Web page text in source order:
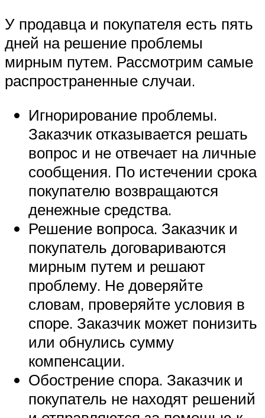
У продавца и покупателя есть пять
дней на решение проблемы
мирным путем. Рассмотрим самые
распространенные случаи.
Игнорирование проблемы.
Заказчик отказывается решать
вопрос и не отвечает на личные
сообщения. По истечении срока
покупателю возвращаются
денежные средства.
Решение вопроса. Заказчик и
покупатель договариваются
мирным путем и решают
проблему. Не доверяйте
словам, проверяйте условия в
споре. Заказчик может понизить
или обнулись сумму
компенсации.
Обострение спора. Заказчик и
покупатель не находят решений